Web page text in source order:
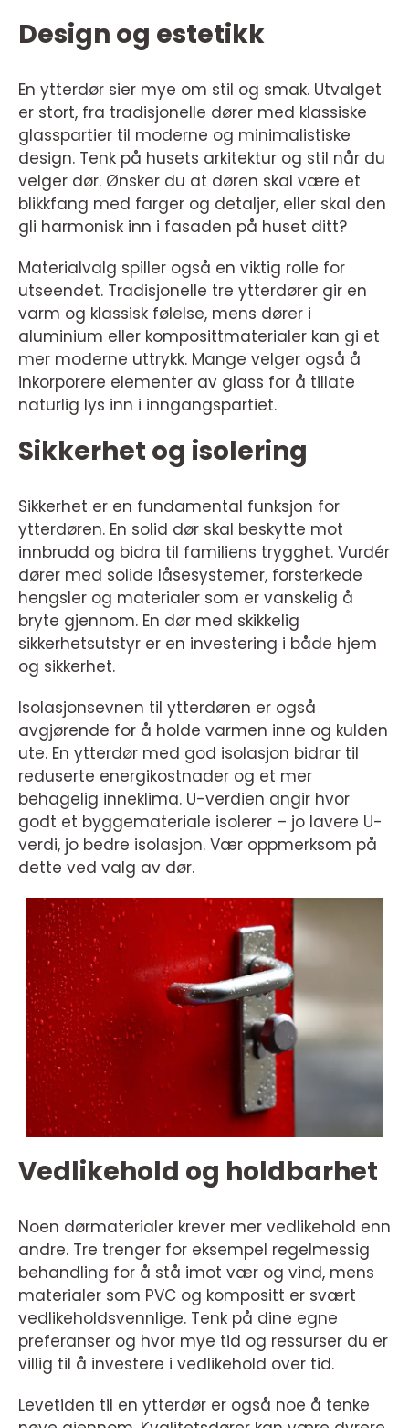
Design og estetikk
En ytterdør sier mye om stil og smak. Utvalget
er stort, fra tradisjonelle dører med klassiske
glasspartier til moderne og minimalistiske
design. Tenk på husets arkitektur og stil når du
velger dør. Ønsker du at døren skal være et
blikkfang med farger og detaljer, eller skal den
gli harmonisk inn i fasaden på huset ditt?
Materialvalg spiller også en viktig rolle for
utseendet. Tradisjonelle tre ytterdører gir en
varm og klassisk følelse, mens dører i
aluminium eller komposittmaterialer kan gi et
mer moderne uttrykk. Mange velger også å
inkorporere elementer av glass for å tillate
naturlig lys inn i inngangspartiet.
Sikkerhet og isolering
Sikkerhet er en fundamental funksjon for
ytterdøren. En solid dør skal beskytte mot
innbrudd og bidra til familiens trygghet. Vurdér
dører med solide låsesystemer, forsterkede
hengsler og materialer som er vanskelig å
bryte gjennom. En dør med skikkelig
sikkerhetsutstyr er en investering i både hjem
og sikkerhet.
Isolasjonsevnen til ytterdøren er også
avgjørende for å holde varmen inne og kulden
ute. En ytterdør med god isolasjon bidrar til
reduserte energikostnader og et mer
behagelig inneklima. U-verdien angir hvor
godt et byggemateriale isolerer – jo lavere U-
verdi, jo bedre isolasjon. Vær oppmerksom på
dette ved valg av dør.
Vedlikehold og holdbarhet
Noen dørmaterialer krever mer vedlikehold enn
andre. Tre trenger for eksempel regelmessig
behandling for å stå imot vær og vind, mens
materialer som PVC og kompositt er svært
vedlikeholdsvennlige. Tenk på dine egne
preferanser og hvor mye tid og ressurser du er
villig til å investere i vedlikehold over tid.
Levetiden til en ytterdør er også noe å tenke